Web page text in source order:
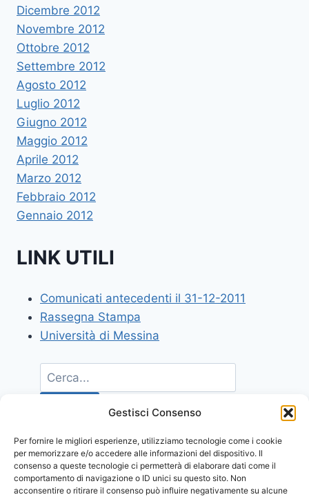
Gestisci Consenso
Per fornire le migliori esperienze, utilizziamo tecnologie come i cookie
per memorizzare e/o accedere alle informazioni del dispositivo. Il
consenso a queste tecnologie ci permetterà di elaborare dati come il
comportamento di navigazione o ID unici su questo sito. Non
acconsentire o ritirare il consenso può influire negativamente su alcune
Dicembre 2012
Novembre 2012
Ottobre 2012
Settembre 2012
Agosto 2012
Luglio 2012
Giugno 2012
Maggio 2012
Aprile 2012
Marzo 2012
Febbraio 2012
Gennaio 2012
LINK UTILI
Comunicati antecedenti il 31-12-2011
Rassegna Stampa
Università di Messina